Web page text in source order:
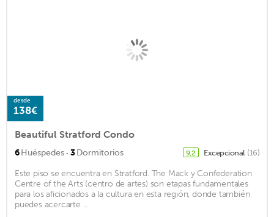
desde
138€
Beautiful Stratford Condo
6Huéspedes · 3Dormitorios 9,2 Excepcional (16)
Este piso se encuentra en Stratford. The Mack y Confederation
Centre of the Arts (centro de artes) son etapas fundamentales
para los aficionados a la cultura en esta región, donde también
puedes acercarte ...